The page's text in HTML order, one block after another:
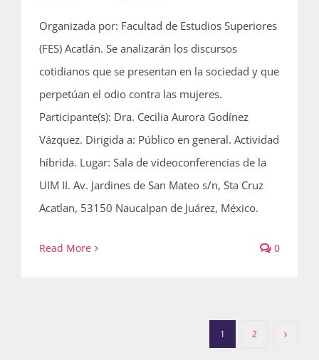
Organizada por: Facultad de Estudios Superiores
(FES) Acatlán. Se analizarán los discursos
cotidianos que se presentan en la sociedad y que
perpetúan el odio contra las mujeres.
Participante(s): Dra. Cecilia Aurora Godínez
Vázquez. Dirigida a: Público en general. Actividad
híbrida. Lugar: Sala de videoconferencias de la
UIM II. Av. Jardines de San Mateo s/n, Sta Cruz
Acatlan, 53150 Naucalpan de Juárez, México.
Read More 0
1 2